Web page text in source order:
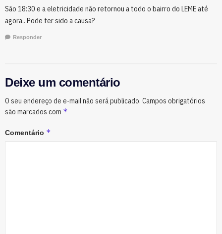
São 18:30 e a eletricidade não retornou a todo o bairro do LEME até
agora.. Pode ter sido a causa?
Responder
Deixe um comentário
O seu endereço de e-mail não será publicado. Campos obrigatórios
são marcados com *
Comentário *